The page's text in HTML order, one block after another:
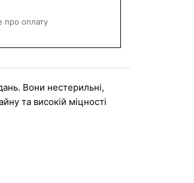
про оплату
Вони нестерильні,
та високій міцності